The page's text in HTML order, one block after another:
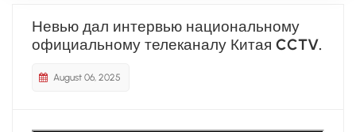
بالعربية
Невью дал интервью национальному
официальному телеканалу Китая CCTV.
August 06, 2025